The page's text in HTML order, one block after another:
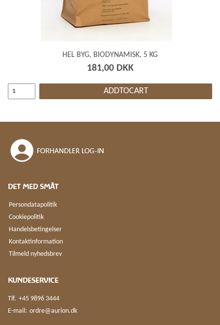
HEL BYG, BIODYNAMISK, 5 KG
181,00 DKK
ADDTOCART
DET MED SMÅT
Persondatapolitik
Cookiepolitik
Handelsbetingelser
Kontaktinformation
Tilmeld nyhedsbrev
KUNDESERVICE
Tlf. +45 9896 3444
E-mail: ordre@aurion.dk